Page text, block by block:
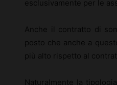
esclusivamente per le
Anche il contratto di
posto che anche a
più alto rispetto al
Naturalmente la